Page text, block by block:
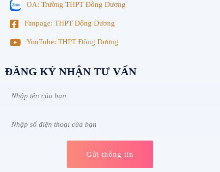
OA: Trường THPT Đông Dương
Fanpage: THPT Đông Dương
YouTube: THPT Đông Dương
ĐĂNG KÝ NHẬN TƯ VẤN